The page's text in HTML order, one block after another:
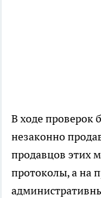
В ходе проверок
незаконно
продавцов этих
протоколы, а на